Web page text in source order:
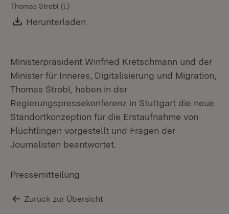
Thomas Strobl (l.)
Download:
Herunterladen
Ministerpräsident Winfried Kretschmann und der
Minister für Inneres, Digitalisierung und Migration,
Thomas Strobl, haben in der
Regierungspressekonferenz in Stuttgart die neue
Standortkonzeption für die Erstaufnahme von
Flüchtlingen vorgestellt und Fragen der
Journalisten beantwortet.
Pressemitteilung
Zurück zur Übersicht